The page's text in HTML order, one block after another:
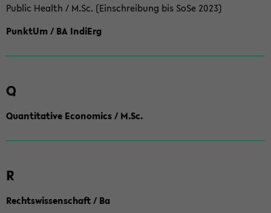
Public Health / M.Sc. (Einschreibung bis SoSe 2023)
PunktUm / BA IndiErg
Q
Quantitative Economics / M.Sc.
R
Rechtswissenschaft / Ba